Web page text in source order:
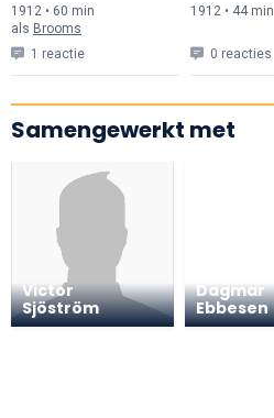
1912 • 60 min
als Brooms
1 reactie
1912 • 44 min
0 reacties
Samengewerkt met
Victor
Sjöström
Dagmar
Ebbesen